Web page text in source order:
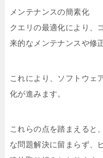
メンテナンスの簡素化
クエリの最適化により、
来的なメンテナンスや修
これにより、ソフトウェ
化が進みます。
これらの点を踏まえると
な問題解決に留まらず、